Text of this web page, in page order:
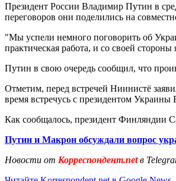
Президент России Владимир Путин в
переговоров они поделились на
"Мы успели немного поговорить об
практическая работа, и со своей
Путин в свою очередь сообщил, что
Отметим, перед встречей Ниинистё
время встречусь с президентом
Как сообщалось, президент Финляндии
Путин и Макрон обсуждали вопрос
Новости от Корреспондент.netв